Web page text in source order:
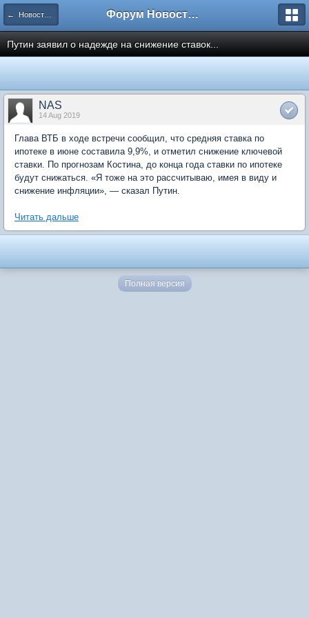
← Новости рынка недвижимости Форум Новостройки
Путин заявил о надежде на снижение ставок...
NAS
14 Aug 2019
Глава ВТБ в ходе встречи сообщил, что средняя ставка по
ипотеке в июне составила 9,9%, и отметил снижение ключевой
ставки. По прогнозам Костина, до конца года ставки по ипотеке
будут снижаться. «Я тоже на это рассчитываю, имея в виду и
снижение инфляции», — сказал Путин.
Читать дальше
Полная версия